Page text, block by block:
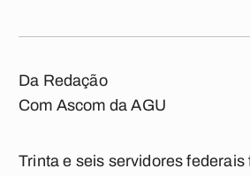
Da Redação
Com Ascom da AGU
Trinta e seis servidores